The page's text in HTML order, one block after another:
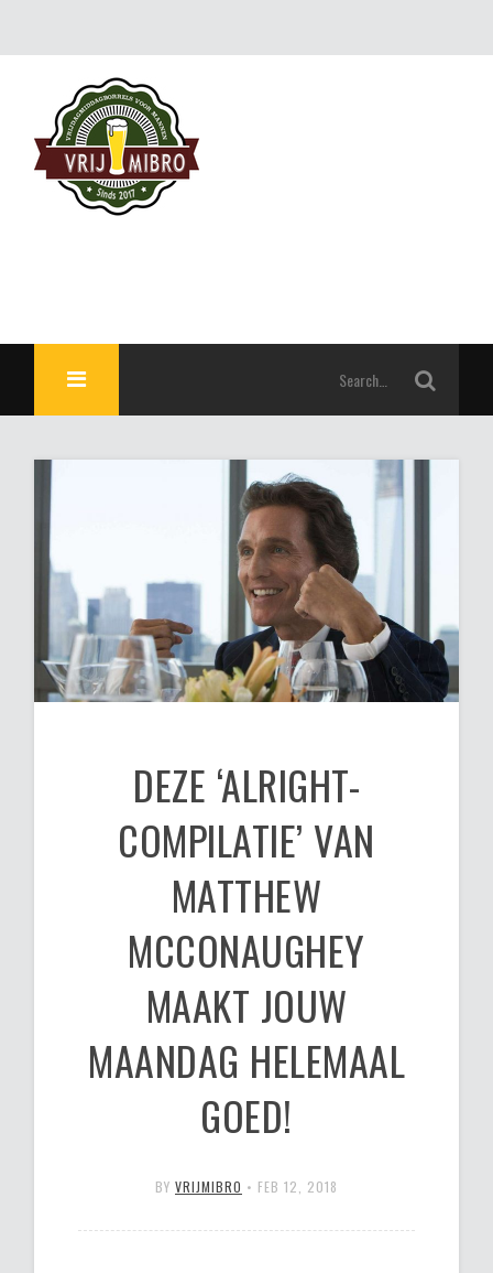
DEZE ‘ALRIGHT-
COMPILATIE’ VAN
MATTHEW
MCCONAUGHEY
MAAKT JOUW
MAANDAG HELEMAAL
GOED!
BY VRIJMIBRO • FEB 12, 2018